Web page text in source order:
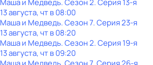
Маша и Медведь. Сезон 2. Серия 13-я
13 августа, чт в 08:00
Маша и Медведь. Сезон 7. Серия 23-я
13 августа, чт в 08:20
Маша и Медведь. Сезон 2. Серия 19-я
13 августа, чт в 09:20